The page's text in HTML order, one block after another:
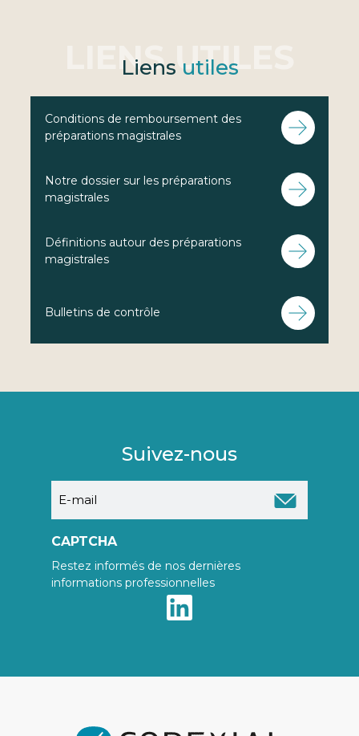
Liens utiles
Conditions de remboursement des
préparations magistrales
Notre dossier sur les préparations
magistrales
Définitions autour des préparations
magistrales
Bulletins de contrôle
Suivez-nous
mail
CAPTCHA
Restez informés de nos dernières
informations professionnelles